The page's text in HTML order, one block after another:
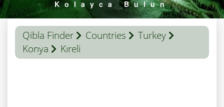
Kolayca Bulun
Qibla Finder Countries
Turkey
Konya
Kıreli